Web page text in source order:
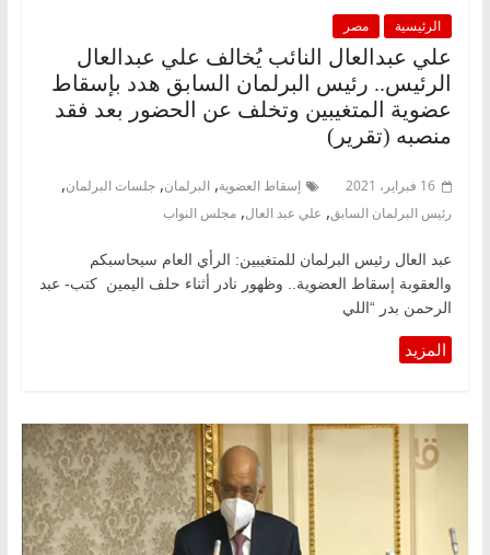
الرئيسية مصر
علي عبدالعال النائب يُخالف علي عبدالعال
الرئيس.. رئيس البرلمان السابق هدد بإسقاط
عضوية المتغيبين وتخلف عن الحضور بعد فقد
منصبه (تقرير)
16 فبراير، 2021 إسقاط العضوية, البرلمان, جلسات البرلمان,
رئيس البرلمان السابق, علي عبد العال, مجلس النواب
عبد العال رئيس البرلمان للمتغيبين: الرأي العام سيحاسبكم
والعقوبة إسقاط العضوية.. وظهور نادر أثناء حلف اليمين كتب- عبد
الرحمن بدر “اللي